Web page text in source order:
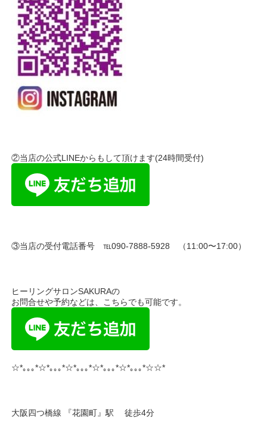
②当店の公式LINEからもして頂けます(24時間受付)
③当店の受付電話番号 ℡090-7888-5928 （11:00〜17:00）
ヒーリングサロンSAKURAの
お問合せや予約などは、こちらでも可能です。
☆*｡｡｡*☆*｡｡｡*☆*｡｡｡*☆*｡｡｡*☆*｡｡｡*☆☆*
大阪四つ橋線 『花園町』駅 徒歩4分